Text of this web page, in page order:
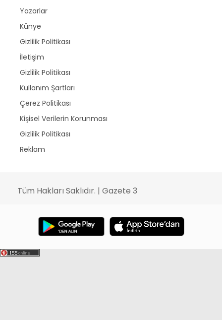
Yazarlar
Künye
Gizlilik Politikası
İletişim
Gizlilik Politikası
Kullanım Şartları
Çerez Politikası
Kişisel Verilerin Korunması
Gizlilik Politikası
Reklam
Tüm Hakları Saklıdır. | Gazete 3